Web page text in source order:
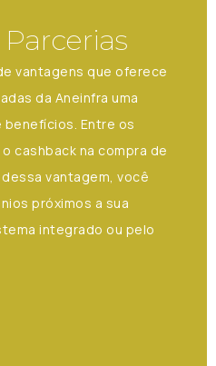
vantagens que oferece
da Aneinfra uma
Entre os
cashback na compra de
vantagem, você
próximos a sua
integrado ou pelo